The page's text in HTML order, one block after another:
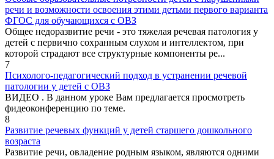
речи и возможности освоения этими детьми первого варианта
ФГОС для обучающихся с ОВЗ
Общее недоразвитие речи - это тяжелая речевая патология у
детей с первично сохранным слухом и интеллектом, при
которой страдают все структурные компоненты ре...
7
Психолого-педагогический подход в устранении речевой
патологии у детей с ОВЗ
ВИДЕО . В данном уроке Вам предлагается просмотреть
фидеоконференцию по теме.
8
Развитие речевых функций у детей старшего дошкольного
возраста
Развитие речи, овладение родным языком, являются одними